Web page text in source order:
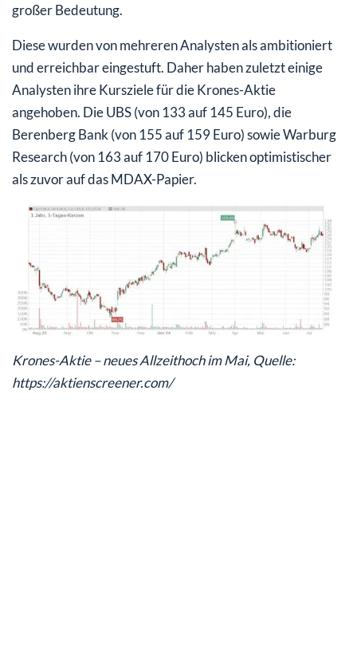
großer Bedeutung.
Diese wurden von mehreren Analysten als ambitioniert
und erreichbar eingestuft. Daher haben zuletzt einige
Analysten ihre Kursziele für die Krones-Aktie
angehoben. Die UBS (von 133 auf 145 Euro), die
Berenberg Bank (von 155 auf 159 Euro) sowie Warburg
Research (von 163 auf 170 Euro) blicken optimistischer
als zuvor auf das MDAX-Papier.
Krones-Aktie – neues Allzeithoch im Mai, Quelle:
https://aktienscreener.com/